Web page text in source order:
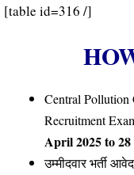
[table id=316 /]
Central Pollution
Recruitment
April 2025 to
उम्मीदवार भर्ती